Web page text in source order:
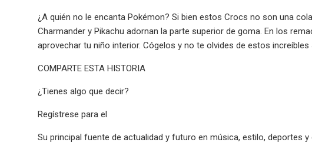
¿A quién no le encanta Pokémon? Si bien estos Crocs no son una
Charmander y Pikachu adornan la parte superior de goma. En los
aprovechar tu niño interior. Cógelos y no te olvides de estos
COMPARTE ESTA HISTORIA
¿Tienes algo que decir?
Regístrese para el
Su principal fuente de actualidad y futuro en música, estilo, deportes y